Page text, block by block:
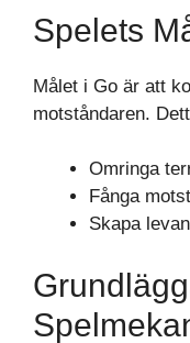
Spelets
Målet i Go är att
motståndaren.
Omringa
Fånga
Skapa